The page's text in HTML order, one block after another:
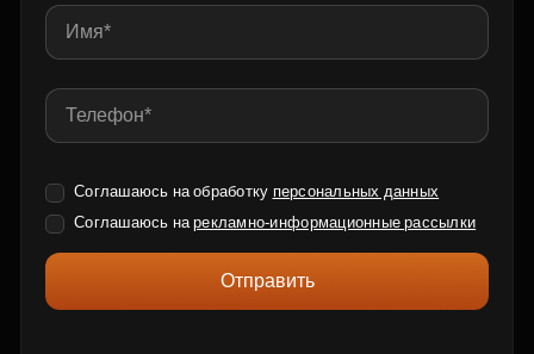
Соглашаюсь на обработку персональных данных
Соглашаюсь нарекламно-информационные рассылки
Отправить